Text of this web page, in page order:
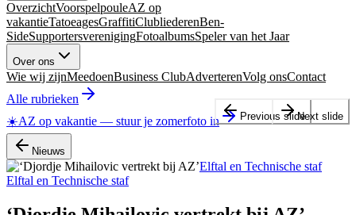
OverzichtVoorspelpouleAZ op
vakantieTatoeagesGraffitiClubliederenBen-
SideSupportersverenigingFotoalbumsSpeler van het Jaar
Over ons
Wie wij zijnMeedoenBusiness ClubAdverterenVolg onsContact
Alle rubrieken
☀️AZ op vakantie — stuur je zomerfoto in
Nieuws
Elftal en Technische staf
Elftal en Technische staf
Previous slideNext slide